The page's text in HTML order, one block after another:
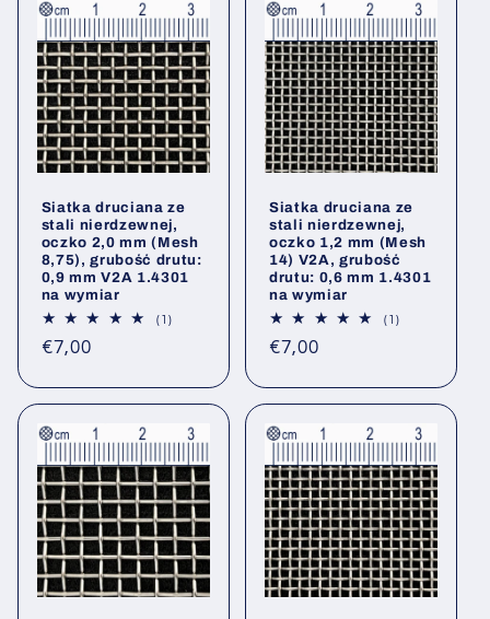
Siatka druciana ze
stali nierdzewnej,
oczko 2,0 mm (Mesh
8,75), grubość drutu:
0,9 mm V2A 1.4301
na wymiar
(1)1
Cena
€7,00
Siatka druciana ze
stali nierdzewnej,
oczko 1,2 mm (Mesh
14) V2A, grubość
drutu: 0,6 mm 1.4301
na wymiar
(1)1
Cena
€7,00